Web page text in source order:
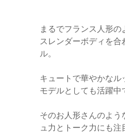
まるでフランス人形
スレンダーボディを
ル。
キュートで華やかな
モデルとしても活躍中
そのお人形さんのよう
ュ力とトーク力にも注